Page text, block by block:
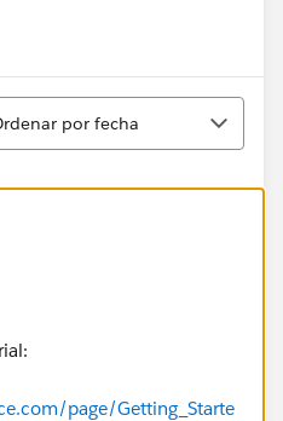
por fecha
page/Getting_Starte